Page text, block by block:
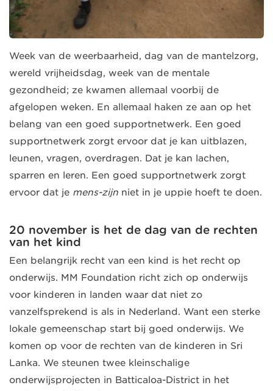
Week van de weerbaarheid, dag van de mantelzorg,
wereld vrijheidsdag, week van de mentale
gezondheid; ze kwamen allemaal voorbij de
afgelopen weken. En allemaal haken ze aan op het
belang van een goed supportnetwerk. Een goed
supportnetwerk zorgt ervoor dat je kan uitblazen,
leunen, vragen, overdragen. Dat je kan lachen,
sparren en leren. Een goed supportnetwerk zorgt
ervoor dat je mens-zijn niet in je uppie hoeft te doen.
20 november is het de dag van de rechten
van het kind
Een belangrijk recht van een kind is het recht op
onderwijs. MM Foundation richt zich op onderwijs
voor kinderen in landen waar dat niet zo
vanzelfsprekend is als in Nederland. Want een sterke
lokale gemeenschap start bij goed onderwijs. We
komen op voor de rechten van de kinderen in Sri
Lanka. We steunen twee kleinschalige
onderwijsprojecten in Batticaloa-District in het